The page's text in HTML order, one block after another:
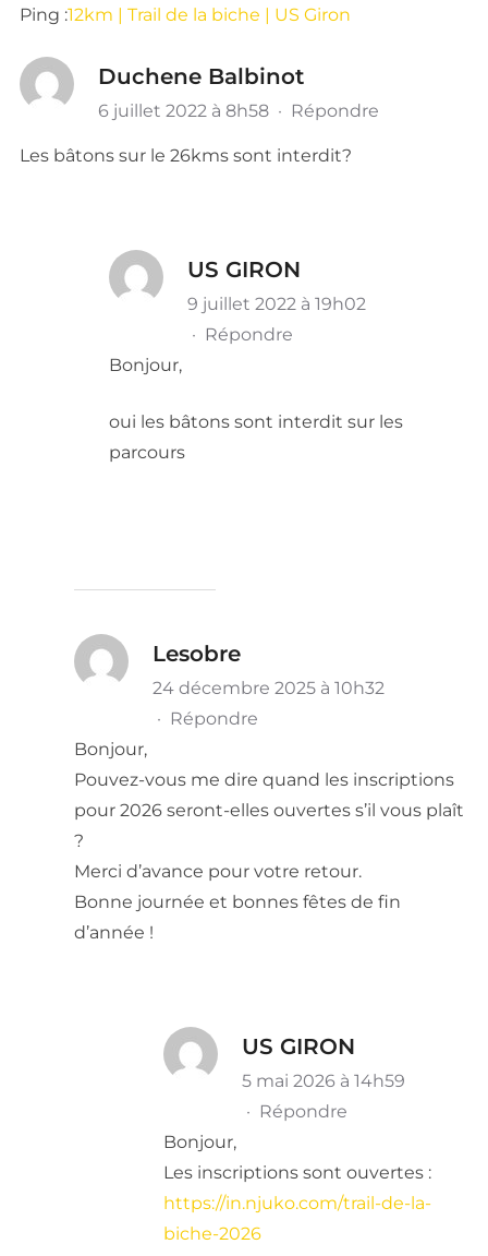
Ping :12km | Trail de la biche | US Giron
Duchene Balbinot
6 juillet 2022 à 8h58 · Répondre
Les bâtons sur le 26kms sont interdit?
US GIRON
9 juillet 2022 à 19h02
· Répondre
Bonjour,
oui les bâtons sont interdit sur les
parcours
Lesobre
24 décembre 2025 à 10h32
· Répondre
Bonjour,
Pouvez-vous me dire quand les inscriptions
pour 2026 seront-elles ouvertes s’il vous plaît
?
Merci d’avance pour votre retour.
Bonne journée et bonnes fêtes de fin
d’année !
US GIRON
5 mai 2026 à 14h59
· Répondre
Bonjour,
Les inscriptions sont ouvertes :
https://in.njuko.com/trail-de-la-
biche-2026